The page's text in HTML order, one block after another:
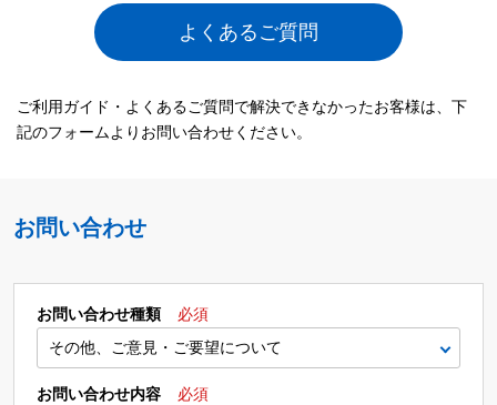
よくあるご質問
ご利用ガイド・よくあるご質問で解決できなかったお客様は、下
記のフォームよりお問い合わせください。
お問い合わせ
お問い合わせ種類 必須
お問い合わせ内容 必須